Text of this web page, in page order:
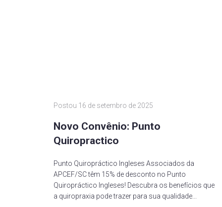
Postou 16 de setembro de 2025
Novo Convênio: Punto
Quiropractico
Punto Quiropráctico Ingleses Associados da
APCEF/SC têm 15% de desconto no Punto
Quiropráctico Ingleses! Descubra os benefícios que
a quiropraxia pode trazer para sua qualidade...